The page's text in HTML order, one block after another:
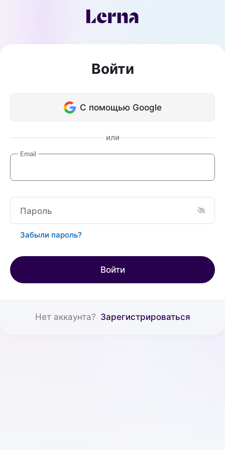
Войти
С помощью Google
или
Email
Пароль
Забыли пароль?
Войти
Нет аккаунта? Зарегистрироваться